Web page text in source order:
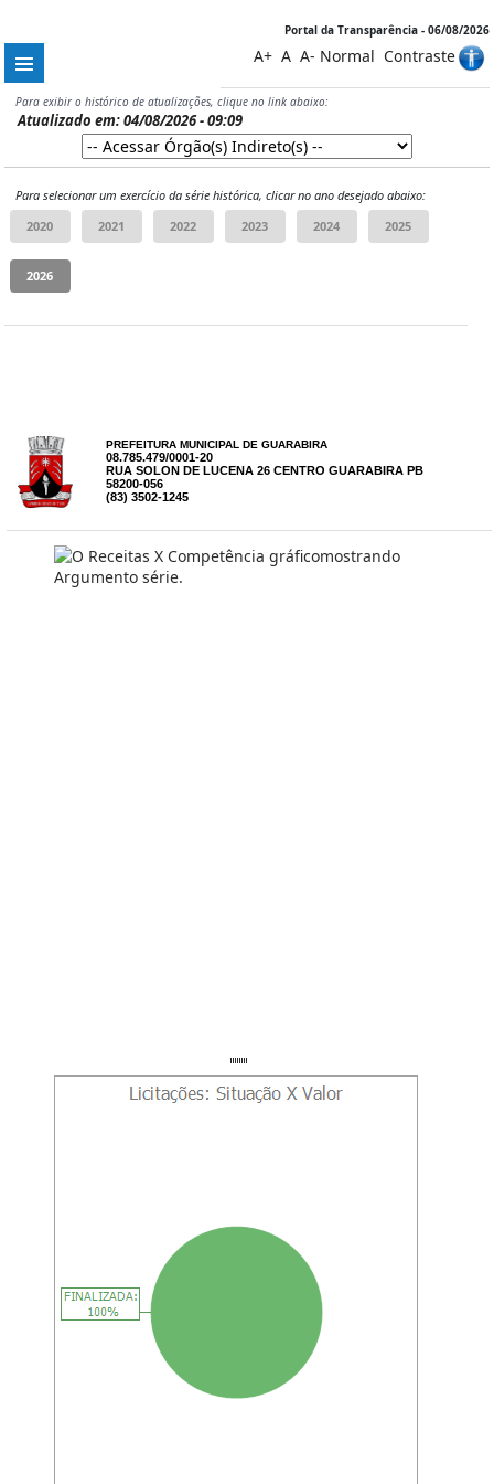
Portal da Transparência - 06/08/2026
A+ A A- Normal Contraste
Para exibir o histórico de atualizações, clique no link abaixo:
Atualizado em: 04/08/2026 - 09:09
Para selecionar um exercício da série histórica, clicar no ano desejado abaixo:
PREFEITURA MUNICIPAL DE GUARABIRA
08.785.479/0001-20
RUA SOLON DE LUCENA 26 CENTRO GUARABIRA PB
58200-056
(83) 3502-1245